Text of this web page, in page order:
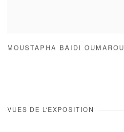
MOUSTAPHA BAIDI OUMAROU
VUES DE L'EXPOSITION